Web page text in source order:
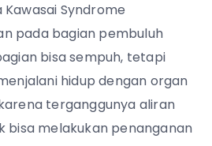
Syndrome
pada bagian pembuluh
bisa sempuh, tetapi
hidup dengan organ
terganggunya aliran
bisa melakukan penanganan